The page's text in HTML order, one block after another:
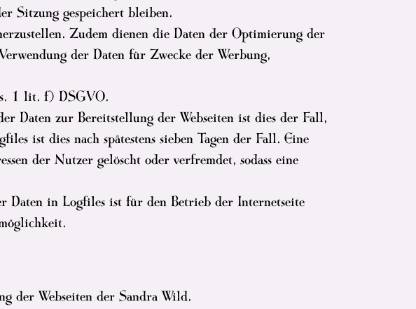
Sitzung gespeichert bleiben.
Zudem dienen die Daten der Optimierung der
der Daten für Zwecke der Werbung,
1 lit. f) DSGVO.
Daten zur Bereitstellung der Webseiten ist dies der Fall,
ist dies nach spätestens sieben Tagen der Fall. Eine
der Nutzer gelöscht oder verfremdet, sodass eine
Daten in Logfiles ist für den Betrieb der Internetseite
der Webseiten der Sandra Wild.